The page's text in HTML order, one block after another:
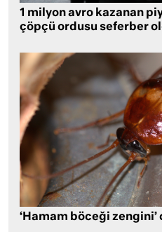
1 milyon avro kazanan
çöpçü ordusu seferber
‘Hamam böceği